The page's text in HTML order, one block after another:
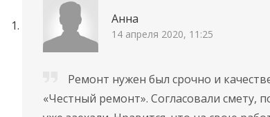
Анна
14 апреля 2020, 11:25
Ремонт нужен был срочно и
«Честный ремонт». Согласовали смету,